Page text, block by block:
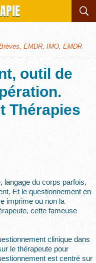
EMDR, IMO, EMDR
outil de
Thérapies
Et le questionnement en
imprime ou non la
cette fameuse
clinique dans
le thérapeute pour
est centré sur